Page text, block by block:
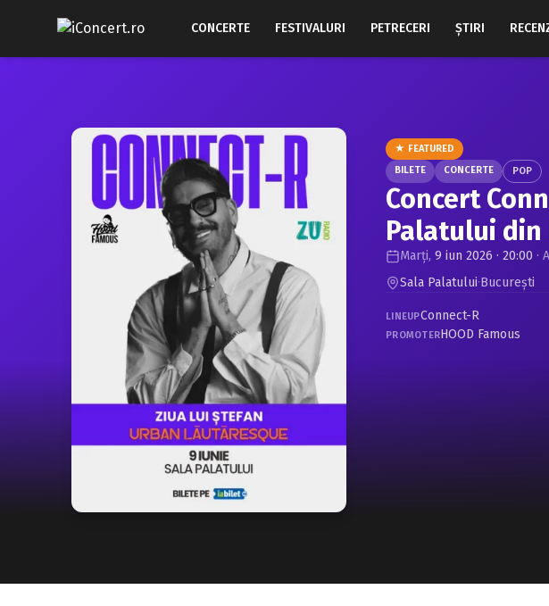
CONCERTE FESTIVALURI PETRECERI ŞTIRI
★ FEATURED
BILETE
CONCERTE POP
Concert
Palatului din
Marți, 9 iun 2026 · 20:00 ·
Sala Palatului·Bucureşti
LINEUPConnect-R
PROMOTERHOOD Famous